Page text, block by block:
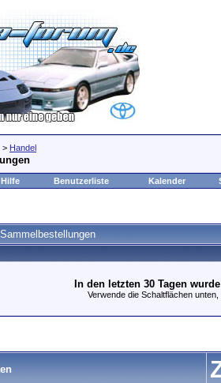
> Handel
Hilfe Benutzerliste Kalender
In den letzten 30 Tagen
Verwende die Schaltflächen